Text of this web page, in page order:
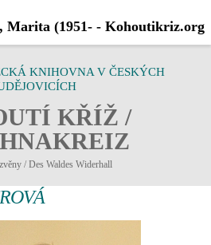
KNIHOVNA V ČESKÝCH
KŘÍŽ /
/ Des Waldes Widerhall
(1951- - Kohoutikriz.org